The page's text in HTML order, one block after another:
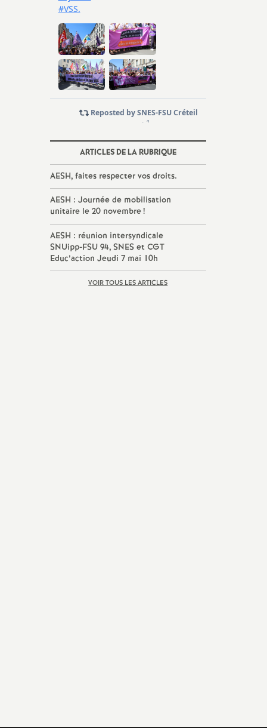
ARTICLES DE LA RUBRIQUE
AESH, faites respecter vos droits.
AESH: Journée de mobilisation
unitaire le 20 novembre!
AESH: réunion intersyndicale
SNUipp-FSU94, SNESet CGT
Educ’action Jeudi 7 mai 10h
VOIR TOUS LES ARTICLES